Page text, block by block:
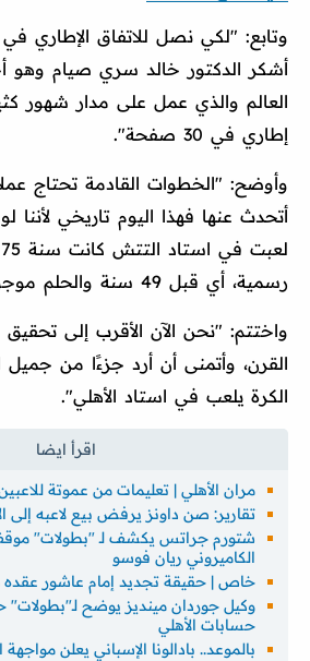
أشكر الدكتور خالد سري صيام وهو
العالم والذي عمل على مدار شهور
إطاري في 30 صفحة".
وأوضح: "الخطوات القادمة تحتاج
أتحدث عنها فهذا اليوم تاريخي لأننا
رسمية، أي قبل 49 سنة والحلم موجود".
واختتم: "نحن الآن الأقرب إلى تحقيق
القرن، وأتمنى أن أرد جزءًا من جميل
الكرة يلعب في استاد الأهلي".
مران الأهلي | تعليمات من عموتة
تقارير: صن داونز يرفض بيع لاعبه إلى
شتورم جراتس يكشف لـ "بطولات"
الكاميروني ريان فوسو
خاص | حقيقة تجديد إمام عاشور عقده
وكيل جوردان مينديز يوضح لـ"بطولات"
حسابات الأهلي
بالموعد.. بادالونا الإسباني يعلن مواجهة